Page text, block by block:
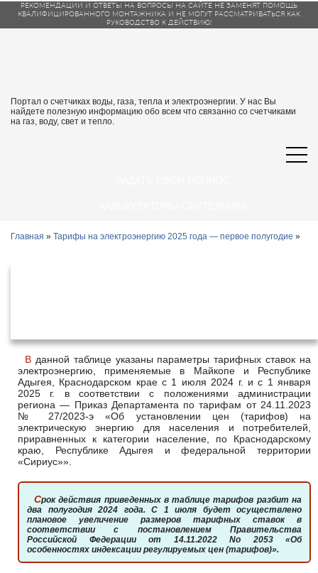
РЕКОМЕНДАЦИИ И ОТВЕТЫ НА ВОПРОСЫ НА САЙТЕ НЕ ЗАМЕНЯТ ПОМОЩЬ
КВАЛИФИЦИРОВАННОГО МОНТАЖНИКА И НЕ МОГУТ РАССМАТРИВАТЬСЯ КАК
РУКОВОДСТВО К ДЕЙСТВИЮ!
Портал о счетчиках воды, газа, тепла и электроэнергии. У нас Вы
найдете полезную информацию обо всем что связанно со счетчиками
на газ, воду, свет и тепло.
Главная » Тарифы на электроэнергию 2025 года — первое полугодие »
В данной таблице указаны параметры тарифных ставок на
электроэнергию, применяемые в Майкопе и Республике
Адыгея, Краснодарском крае с 1 июля 2024 г. и с 1 января
2025 г. в соответствии с положениями администрации
региона — Приказ Департамента по тарифам от 24.11.2023
№ 27/2023-э «Об установлении цен (тарифов) на
электрическую энергию для населения и потребителей,
приравненных к категории население, по Краснодарскому
краю, Республике Адыгея и федеральной территории
«Сириус»».
Срок действия приведенных в таблице тарифов разбит на
два полугодия 2024 года. С 1 июля будет осуществлено
плановое увеличение размеров тарифных ставок в
соответствии с постановлением Правительства
Российской Федерации от 14.11.2022 No 2053 «Об
особенностях индексации регулируемых цен (тарифов)».